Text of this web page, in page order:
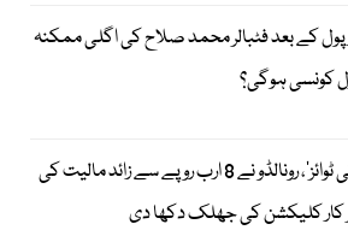
پول کے بعد فٹبالر محمد صلاح کی اگلی ممکنہ
کونسی ہوگی؟
’مائی ٹوائز‘، رونالڈو نے 8 ارب روپے سے زائد مالیت کی
کار کلیکشن کی جھلک دکھا دی